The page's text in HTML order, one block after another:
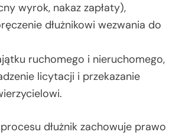
wyrok, nakaz zapłaty),
dłużnikowi wezwania do
ruchomego i nieruchomego,
licytacji i przekazanie
dłużnik zachowuje prawo